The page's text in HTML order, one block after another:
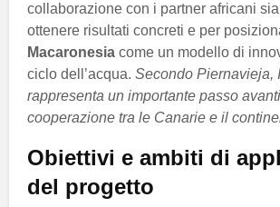
collaborazione con i partner africani
ottenere risultati concreti e per
Macaronesia come un modello di
ciclo dell’acqua. Secondo Piernavieja,
rappresenta un importante passo
cooperazione tra le Canarie e il
Obiettivi e ambiti di
del progetto